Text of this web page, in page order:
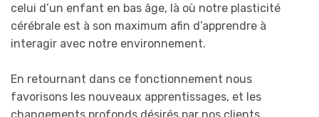
celui d’un enfant en bas âge, là où notre plasticité
cérébrale est à son maximum afin d’apprendre à
interagir avec notre environnement.
En retournant dans ce fonctionnement nous
favorisons les nouveaux apprentissages, et les